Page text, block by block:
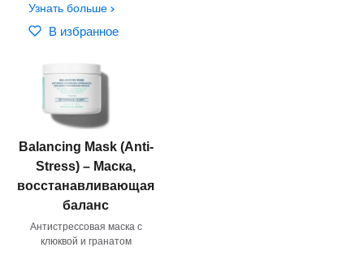
Узнать больше
В избранное
Balancing Mask (Anti-
Stress) – Маска,
восстанавливающая
баланс
Антистрессовая маска с
клюквой и гранатом